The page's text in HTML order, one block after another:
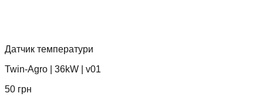
Датчик температури
Twin-Agro
36kW
v01
50 грн